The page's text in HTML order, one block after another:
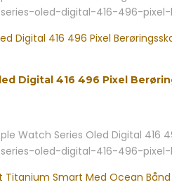
oled-digital-416-496-
Digital 416 496 Pixel
Watch Series Oled Digital 416
oled-digital-416-496-